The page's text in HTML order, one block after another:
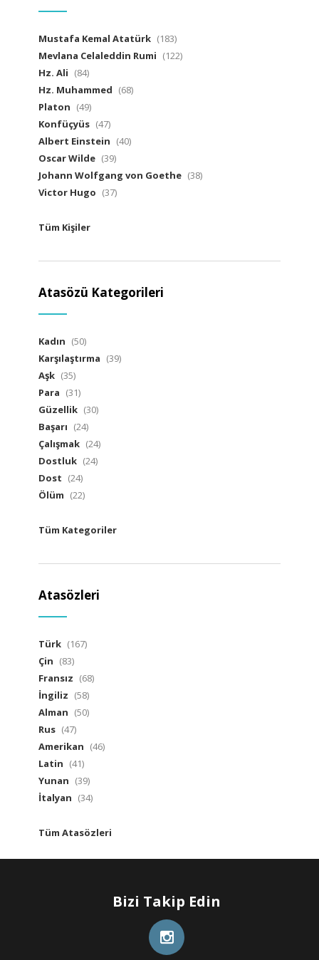
Mustafa Kemal Atatürk (183)
Mevlana Celaleddin Rumi (122)
Hz. Ali (84)
Hz. Muhammed (68)
Platon (49)
Konfüçyüs (47)
Albert Einstein (40)
Oscar Wilde (39)
Johann Wolfgang von Goethe (38)
Victor Hugo (37)
Tüm Kişiler
Atasözü Kategorileri
Kadın (50)
Karşılaştırma (39)
Aşk (35)
Para (31)
Güzellik (30)
Başarı (24)
Çalışmak (24)
Dostluk (24)
Dost (24)
Ölüm (22)
Tüm Kategoriler
Atasözleri
Türk (167)
Çin (83)
Fransız (68)
İngiliz (58)
Alman (50)
Rus (47)
Amerikan (46)
Latin (41)
Yunan (39)
İtalyan (34)
Tüm Atasözleri
Bizi Takip Edin